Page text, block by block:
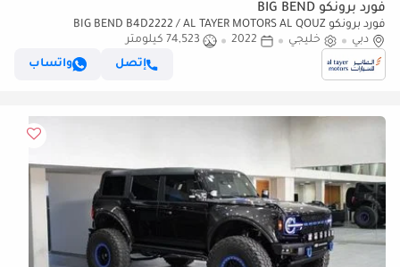
فورد برونكو BIG BEND
فورد برونكو BIG BEND B4D2222 / AL TAYER MOTORS AL QOUZ
SHOWROOM
دبي خليجي 2022
74,523 كيلومتر
إتصل
واتساب